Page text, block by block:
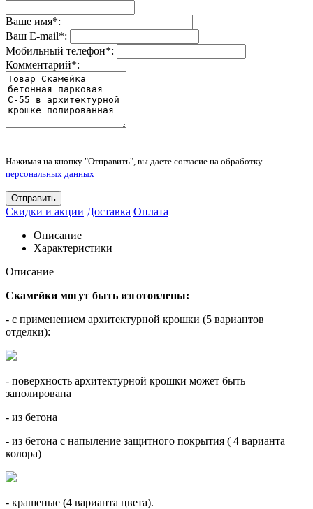
Ваше имя*:
Ваш E-mail*:
Мобильный телефон*:
Комментарий*:
Нажимая на кнопку "Отправить", вы даете согласие на обработку
персональных данных
Отправить
Скидки и акции Доставка Оплата
Описание
Характеристики
Описание
Скамейки могут быть изготовлены:
- с применением архитектурной крошки (5 вариантов
отделки):
- поверхность архитектурной крошки может быть
заполирована
- из бетона
- из бетона с напыление защитного покрытия ( 4 варианта
колора)
- крашеные (4 варианта цвета).